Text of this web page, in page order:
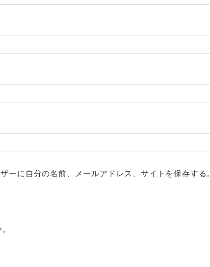
ーに自分の名前、メールアドレス、サイトを保存する。